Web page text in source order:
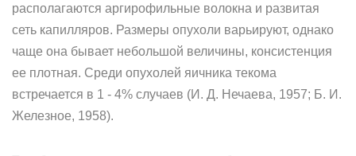
располагаются аргирофильные волокна и развитая
сеть капилляров. Размеры опухоли варьируют, однако
чаще она бывает небольшой величины, консистенция
ее плотная. Среди опухолей яичника текома
встречается в 1 - 4% случаев (И. Д. Нечаева, 1957; Б. И.
Железное, 1958).